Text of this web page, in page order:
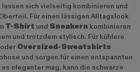
lassen sich vielseitig kombinieren und
Für einen lässigen Alltagslook
T-Shirt und Sneakern kombinieren
und trotzdem stylisch. Für kühlere
Oversized-Sweatshirts
und sorgen für einen entspannten
eleganter mag, kann die schwarze